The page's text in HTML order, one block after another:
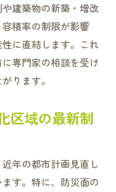
建築物の新築・増改
積率の制限が影響
に直結します。これ
専門家の相談を受け
ります。
区域の最新制
年の都市計画見直し
す。特に、防災面の